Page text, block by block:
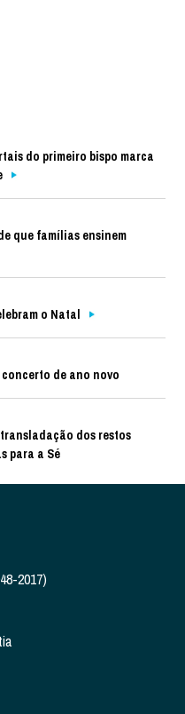
do primeiro bispo marca
que famílias ensinem
o Natal
de ano novo
dos restos
para a Sé
2017)